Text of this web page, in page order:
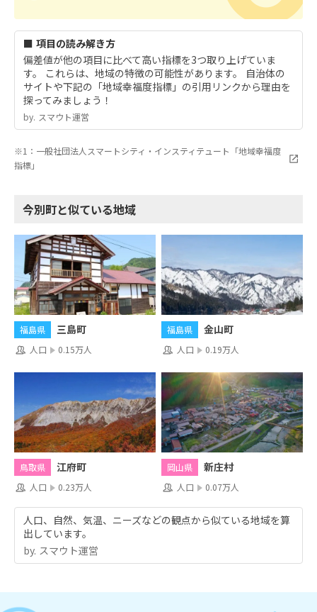
■ 項目の読み解き方
偏差値が他の項目に比べて高い指標を3つ取り上げていま
す。 これらは、地域の特徴の可能性があります。 自治体の
サイトや下記の「地域幸福度指標」の引用リンクから理由を
探ってみましょう！
by.︎ スマウト運営
※1：一般社団法人スマートシティ・インスティテュート「地域幸福度
指標」
今別町と似ている地域
福島県 三島町
人口 0.15万人
福島県 金山町
人口 0.19万人
鳥取県 江府町
人口 0.23万人
岡山県 新庄村
人口 0.07万人
人口、自然、気温、ニーズなどの観点から似ている地域を算
出しています。
by.︎ スマウト運営